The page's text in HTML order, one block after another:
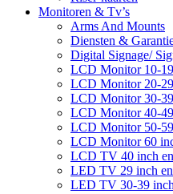
Monitoren & Tv’s
Arms And Mounts
Diensten &
Digital Signage/
LCD Monitor 10-
LCD Monitor 20-
LCD Monitor 30-
LCD Monitor 40-
LCD Monitor 50-
LCD Monitor 60
LCD TV 40 inch
LED TV 29 inch
LED TV 30-39